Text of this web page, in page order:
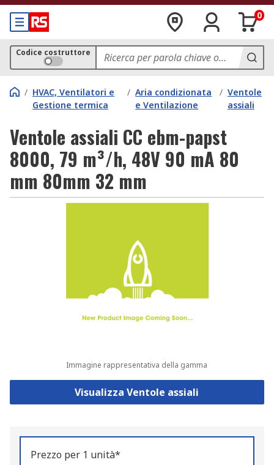
0
Codice costruttore
/ HVAC, Ventilatori e
Gestione termica
/ Aria condizionata
e Ventilazione
/ Ventole
assiali
Ventole assiali CC ebm-papst
8000, 79 m³/h, 48V 90 mA 80
mm 80mm 32 mm
Immagine rappresentativa della gamma
Visualizza Ventole assiali
Prezzo per 1 unità*